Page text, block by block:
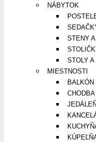
NÁBYTOK
STENY
STOLY
MIESTNOSTI
BALKÓN
CHODBA
JEDÁLEŇ